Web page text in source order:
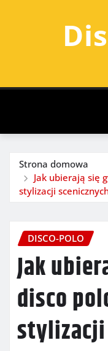
Strona domowa
Jak ubierają się
stylizacji
DISCO-POLO
Jak
disco
stylizacji